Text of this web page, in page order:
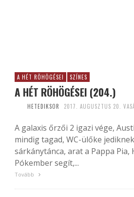
A HÉT RÖHÖGÉSEI SZÍNES
A HÉT RÖHÖGÉSEI (204.)
HETEDIKSOR 2017. AUGUSZTUS 20.
A galaxis őrzői 2 igazi vége,
mindig tagad, WC-ülőke
sárkánytánca, arat a Pappa Pia,
Pókember segít,...
Tovább